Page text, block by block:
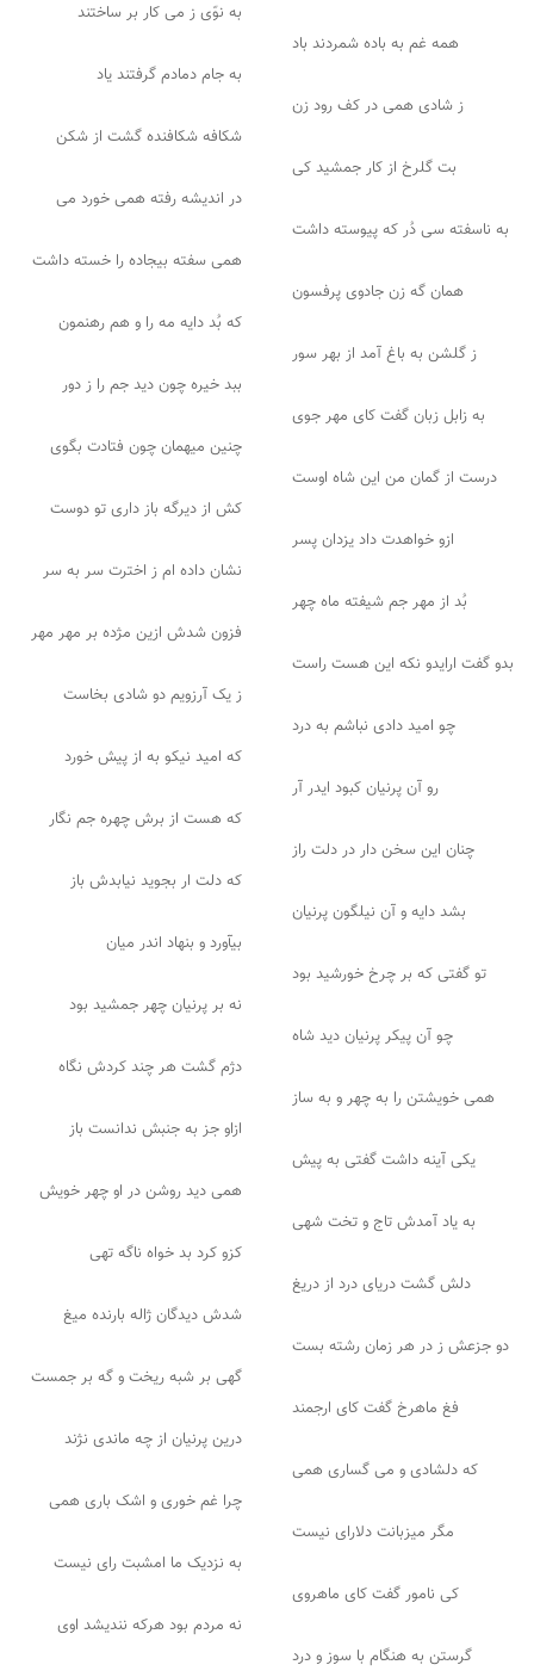
به نوّی ز می کار بر ساختند
همه غم به باده شمردند باد
به جام دمادم گرفتند یاد
ز شادی همی در کف رود زن
شکافه شکافنده گشت از شکن
بت گلرخ از کار جمشید کی
در اندیشه رفته همی خورد می
به ناسفته سی دُر که پیوسته داشت
همی سفته بیجاده را خسته داشت
همان گه زن جادوی پرفسون
که بُد دایه مه را و هم رهنمون
ز گلشن به باغ آمد از بهر سور
ببد خیره چون دید جم را ز دور
به زابل زبان گفت کای مهر جوی
چنین میهمان چون فتادت بگوی
درست از گمان من این شاه اوست
کش از دیرگه باز داری تو دوست
ازو خواهدت داد یزدان پسر
نشان داده ام ز اخترت سر به سر
بُد از مهر جم شیفته ماه چهر
فزون شدش ازین مژده بر مهر مهر
بدو گفت ارایدو نکه این هست راست
ز یک آرزویم دو شادی بخاست
چو امید دادی نباشم به درد
که امید نیکو به از پیش خورد
رو آن پرنیان کبود ایدر آر
که هست از برش چهره جم نگار
چنان این سخن دار در دلت راز
که دلت ار بجوید نیابدش باز
بشد دایه و آن نیلگون پرنیان
بیآورد و بنهاد اندر میان
تو گفتی که بر چرخ خورشید بود
نه بر پرنیان چهر جمشید بود
چو آن پیکر پرنیان دید شاه
دژم گشت هر چند کردش نگاه
همی خویشتن را به چهر و به ساز
ازاو جز به جنبش ندانست باز
یکی آینه داشت گفتی به پیش
همی دید روشن در او چهر خویش
به یاد آمدش تاج و تخت شهی
کزو کرد بد خواه ناگه تهی
دلش گشت دریای درد از دریغ
شدش دیدگان ژاله بارنده میغ
دو جزعش ز در هر زمان رشته بست
گهی بر شبه ریخت و گه بر جمست
فغ ماهرخ گفت کای ارجمند
درین پرنیان از چه ماندی نژند
که دلشادی و می گساری همی
چرا غم خوری و اشک باری همی
مگر میزبانت دلارای نیست
به نزدیک ما امشبت رای نیست
کی نامور گفت کای ماهروی
نه مردم بود هرکه نندیشد اوی
گرستن به هنگام با سوز و درد